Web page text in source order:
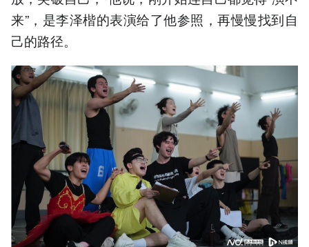
来”，是李泽楷的表演给了他参照，再慢慢找到自
己的路径。